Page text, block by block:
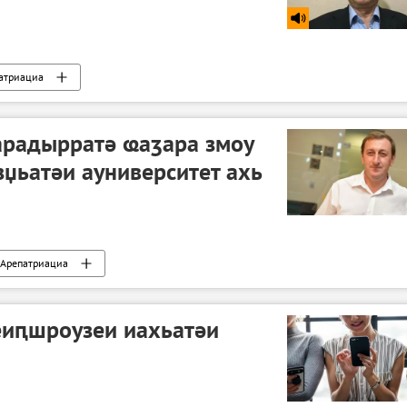
ҩаӡара змоу
ауниверситет ахь
Арепатриациа
иахьатәи